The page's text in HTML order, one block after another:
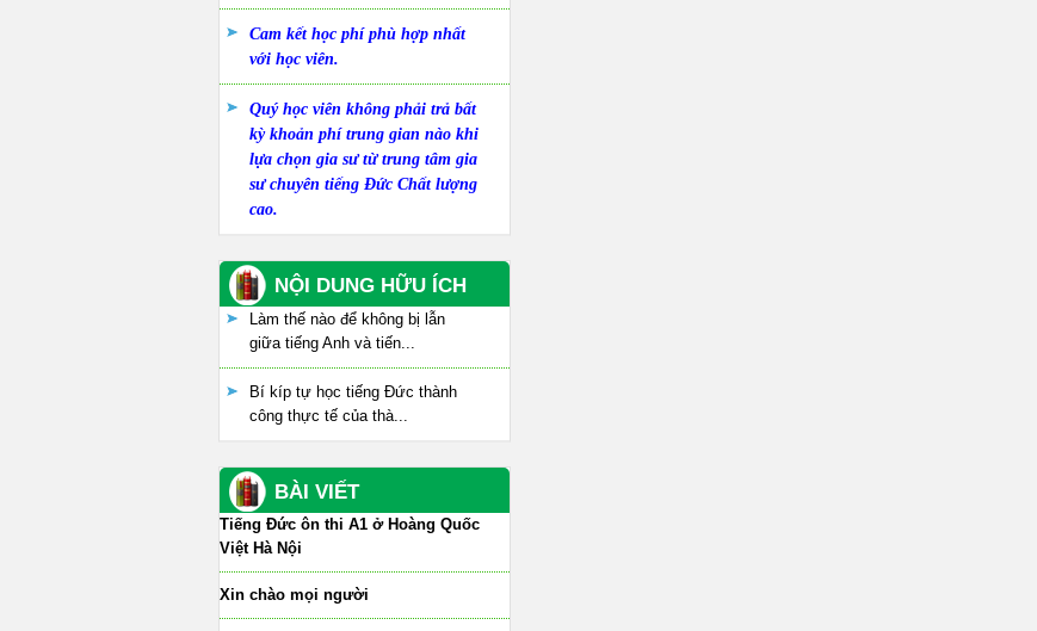
Cam kết học phí phù hợp nhất
với học viên.
Quý học viên không phải trả bất
kỳ khoản phí trung gian nào khi
lựa chọn gia sư từ trung tâm gia
sư chuyên tiếng Đức Chất lượng
cao.
NỘI DUNG HỮU ÍCH
Làm thế nào để không bị lẫn
giữa tiếng Anh và tiến...
Bí kíp tự học tiếng Đức thành
công thực tế của thà...
BÀI VIẾT
Tiếng Đức ôn thi A1 ở Hoàng Quốc
Việt Hà Nội
Xin chào mọi người